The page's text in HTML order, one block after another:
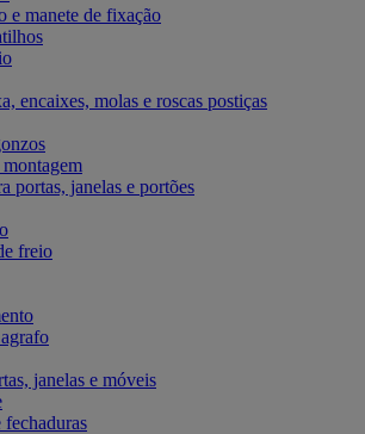
e manete de fixação
encaixes, molas e roscas postiças
portas, janelas e portões
freio
janelas e móveis